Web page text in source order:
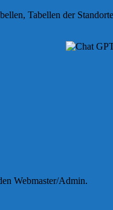
Tabellen der
Webmaster/Admin.